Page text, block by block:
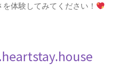
体験してみてください！